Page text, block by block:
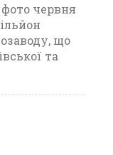
червня
що
та